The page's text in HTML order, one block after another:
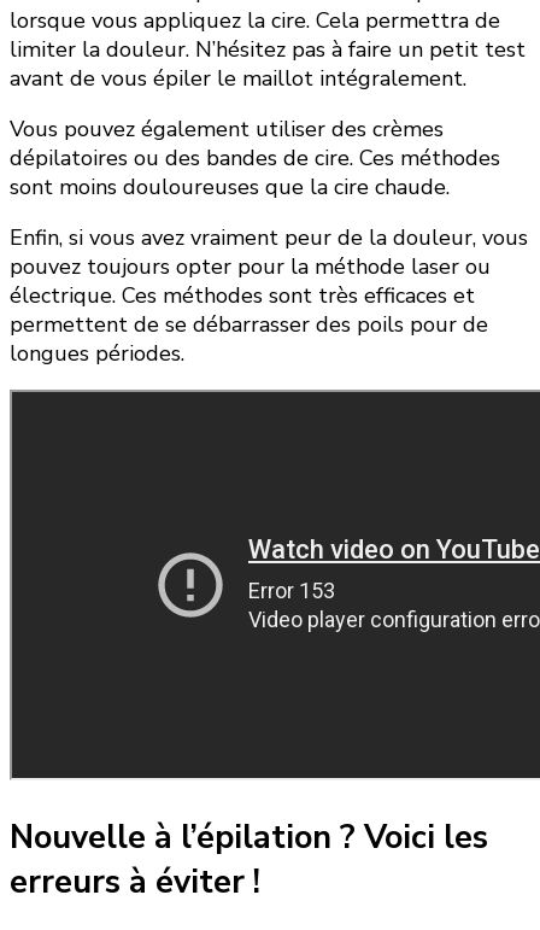
lorsque vous appliquez la cire. Cela permettra de
limiter la douleur. N’hésitez pas à faire un petit test
avant de vous épiler le maillot intégralement.
Vous pouvez également utiliser des crèmes
dépilatoires ou des bandes de cire. Ces méthodes
sont moins douloureuses que la cire chaude.
Enfin, si vous avez vraiment peur de la douleur, vous
pouvez toujours opter pour la méthode laser ou
électrique. Ces méthodes sont très efficaces et
permettent de se débarrasser des poils pour de
longues périodes.
Nouvelle à l’épilation ? Voici les
erreurs à éviter !